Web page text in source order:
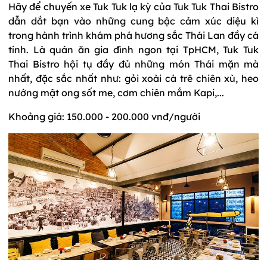
Hãy để chuyến xe Tuk Tuk lạ kỳ của Tuk Tuk Thai Bistro
dẫn dắt bạn vào những cung bậc cảm xúc diệu kì
trong hành trình khám phá hương sắc Thái Lan đầy cá
tính. Là quán ăn gia đình ngon tại TpHCM, Tuk Tuk
Thai Bistro hội tụ đầy đủ những món Thái mặn mà
nhất, đặc sắc nhất như: gỏi xoài cá trê chiên xù, heo
nướng mật ong sốt me, cơm chiên mắm Kapi,...
Khoảng giá: 150.000 - 200.000 vnđ/người